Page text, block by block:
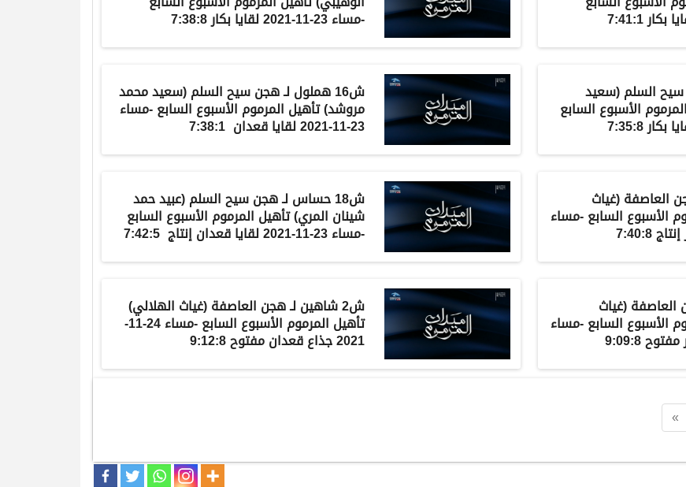
«
-مساء 23-11-2021 لقايا بكار 7:38:8
السلم (سعيد
الأسبوع السابع
ش16 هملوللـهجن سيح السلم (سعيد محمد
مروشد) تأهيل المرموم الأسبوع السابع -مساء
23-11-2021 لقايا قعدان 7:38:1
العاصفة(غياث
الأسبوع السابع -مساء
ش18 حساسلـهجن سيح السلم (عبيد حمد
شينان المري) تأهيل المرموم الأسبوع السابع
-مساء 23-11-2021 لقايا قعدان إنتاج 7:42:5
العاصفة(غياث
الأسبوع السابع -مساء
ش2 شاهينلـهجن العاصفة(غياث الهلالي)
تأهيل المرموم الأسبوع السابع -مساء 24-11-
2021 جذاع قعدان مفتوح 9:12:8